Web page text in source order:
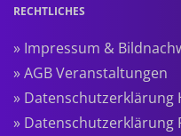
RECHTLICHES
» Impressum &
» AGB Veranstaltungen
» Datenschutzerklärung
» Datenschutzerklärung